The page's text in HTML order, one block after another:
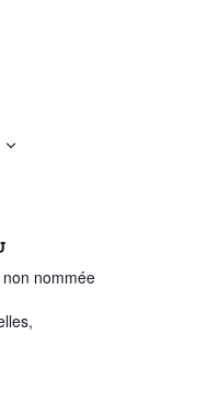
nommée
,